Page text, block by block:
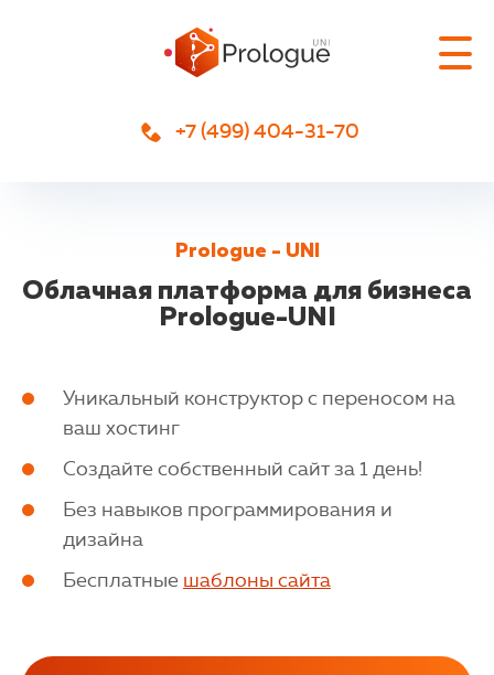
+7 (499) 404-31-70
Prologue - UNI
Облачная платформа для бизнеса
Prologue-UNI
Уникальный конструктор с переносом на
ваш хостинг
Создайте собственный сайт за 1 день!
Без навыков программирования и
дизайна
Бесплатные шаблоны сайта